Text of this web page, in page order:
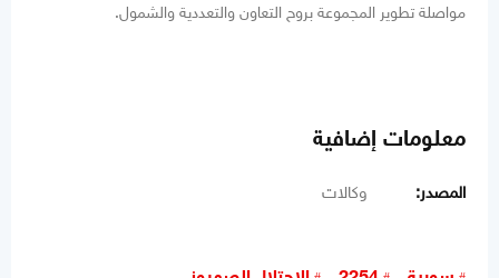
مواصلة تطوير المجموعة بروح التعاون والتعددية والشمول.
معلومات إضافية
المصدر: وكالات